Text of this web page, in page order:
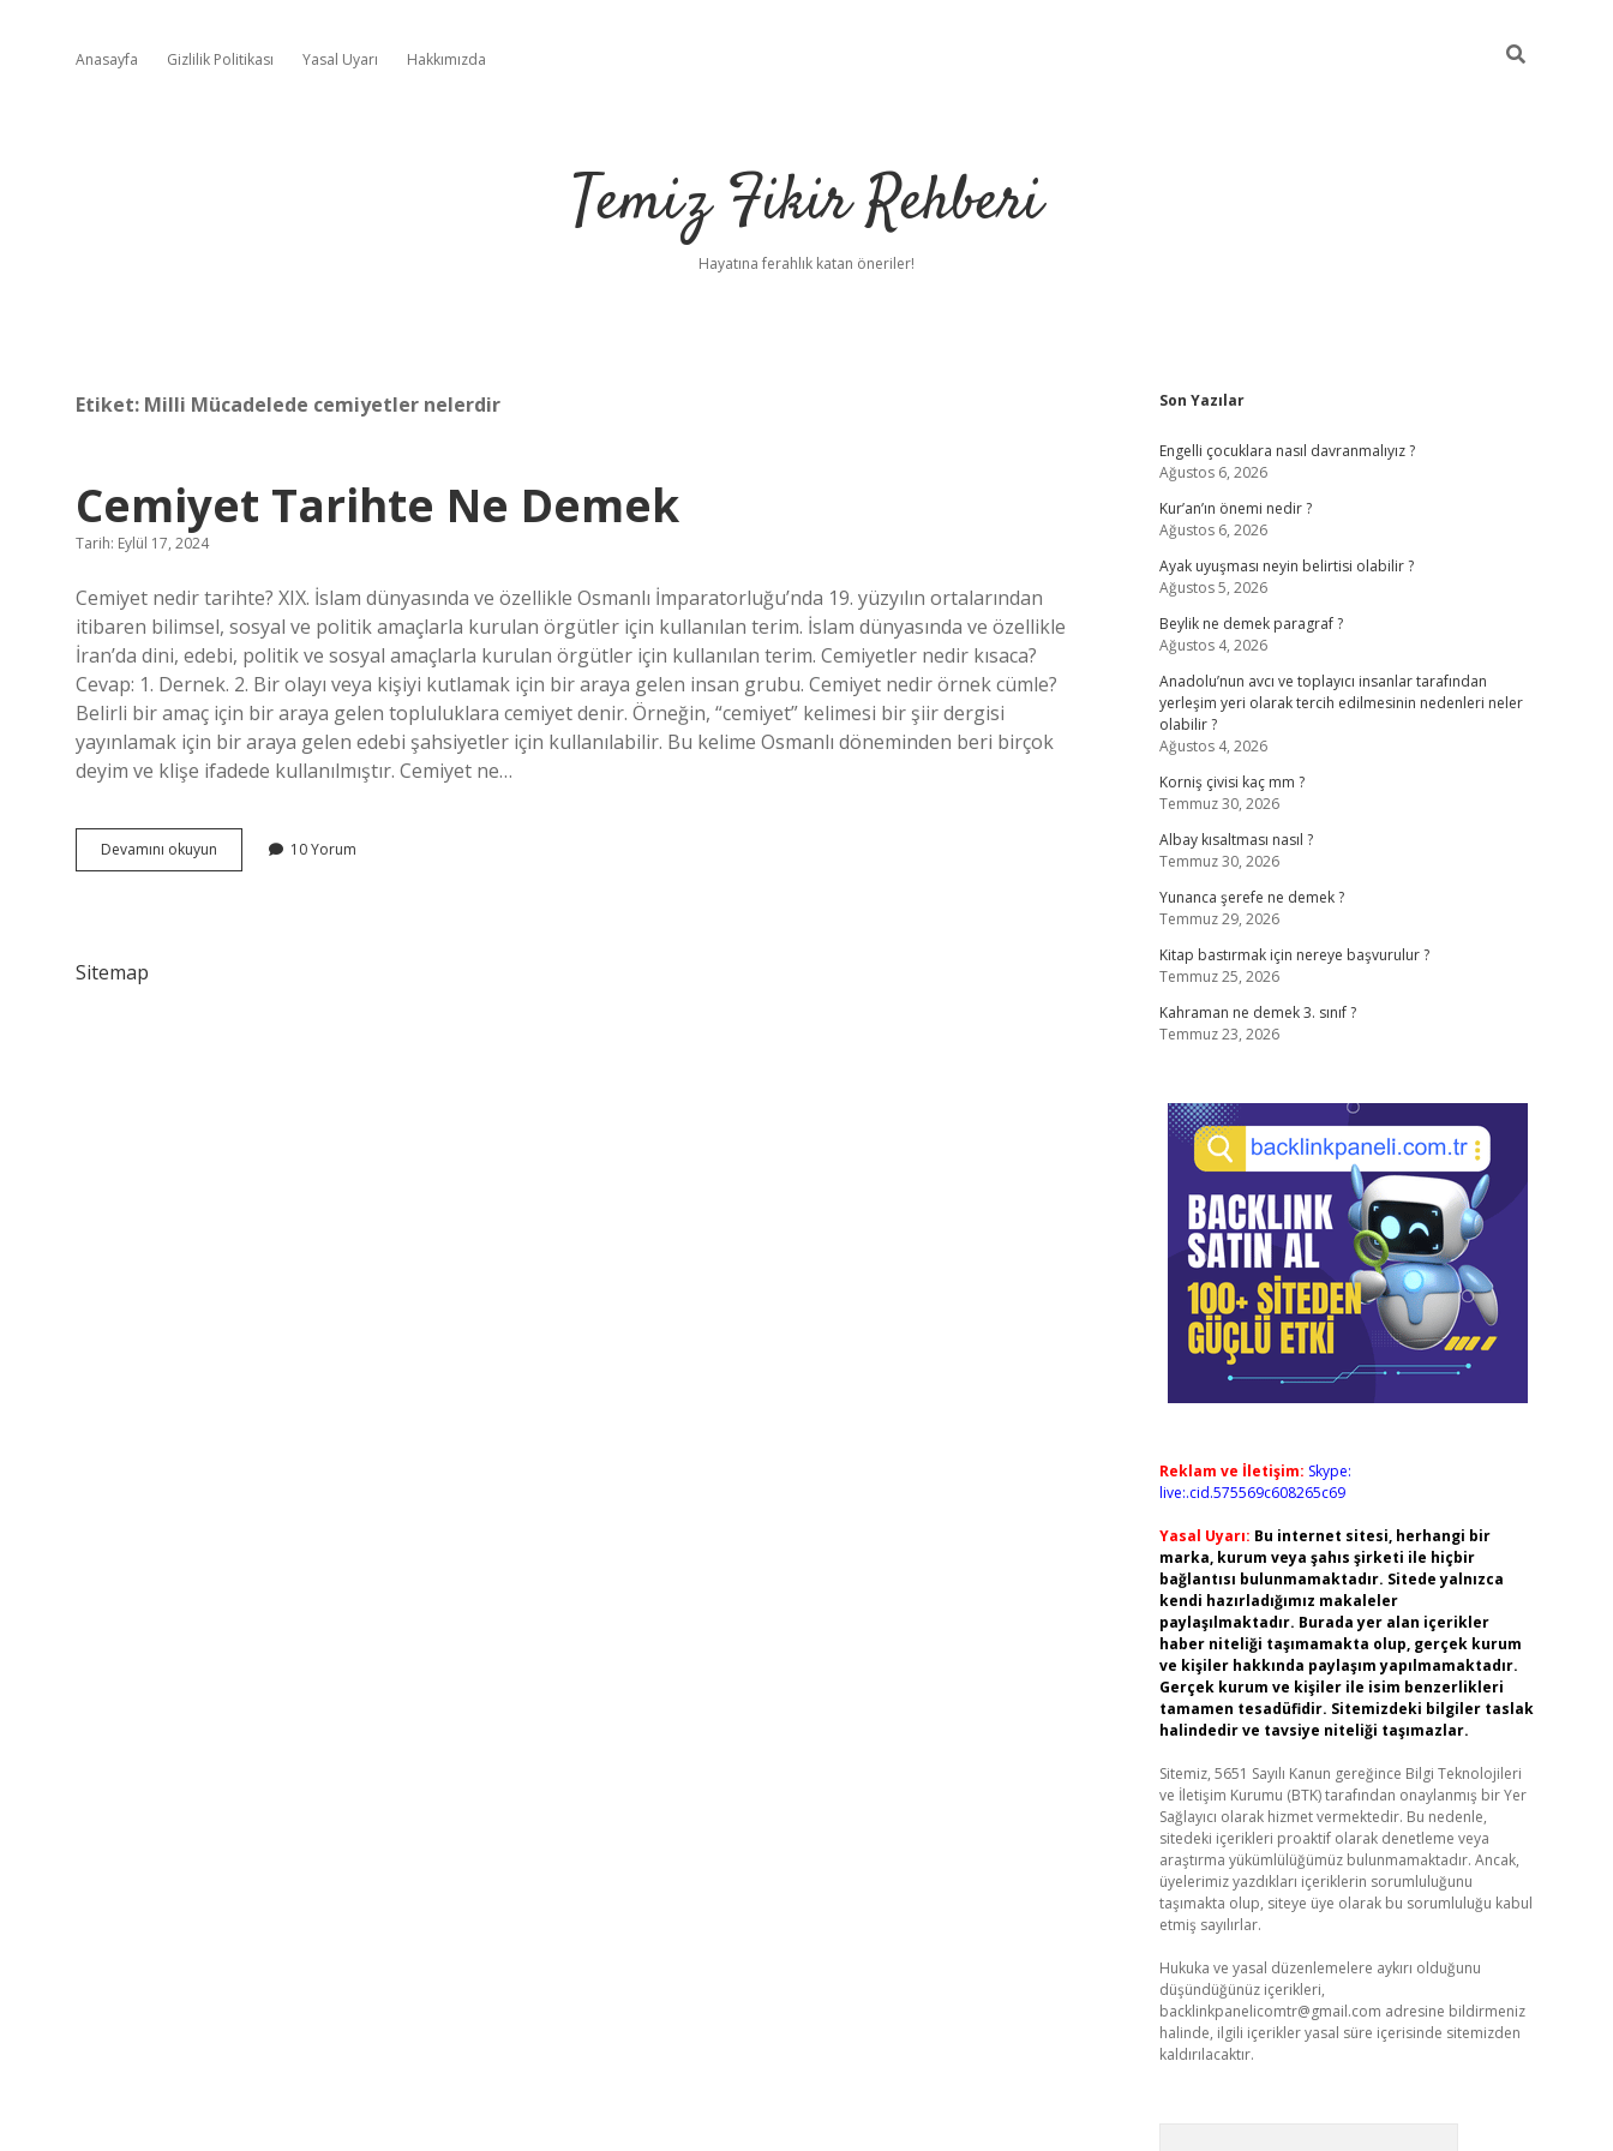
Anasayfa Gizlilik Politikası Yasal Uyarı Hakkımızda
Temiz Fikir Rehberi
Hayatına ferahlık katan öneriler!
Etiket: Milli Mücadelede cemiyetler nelerdir
Cemiyet Tarihte Ne Demek
Tarih: Eylül 17, 2024
Cemiyet nedir tarihte? XIX. İslam dünyasında ve özellikle Osmanlı İmparatorluğu’nda 19. yüzyılın ortalarından
itibaren bilimsel, sosyal ve politik amaçlarla kurulan örgütler için kullanılan terim. İslam dünyasında ve özellikle
İran’da dini, edebi, politik ve sosyal amaçlarla kurulan örgütler için kullanılan terim. Cemiyetler nedir kısaca?
Cevap: 1. Dernek. 2. Bir olayı veya kişiyi kutlamak için bir araya gelen insan grubu. Cemiyet nedir örnek cümle?
Belirli bir amaç için bir araya gelen topluluklara cemiyet denir. Örneğin, “cemiyet” kelimesi bir şiir dergisi
yayınlamak için bir araya gelen edebi şahsiyetler için kullanılabilir. Bu kelime Osmanlı döneminden beri birçok
deyim ve klişe ifadede kullanılmıştır. Cemiyet ne…
Devamını okuyun Cemiyet
Tarihte
10 Yorum
Sitemap
Sidebar
Son Yazılar
Engelli çocuklara nasıl davranmalıyız ?
Ağustos 6, 2026
Kur’an’ın önemi nedir ?
Ağustos 6, 2026
Ayak uyuşması neyin belirtisi olabilir ?
Ağustos 5, 2026
Beylik ne demek paragraf ?
Ağustos 4, 2026
Anadolu’nun avcı ve toplayıcı insanlar tarafından
yerleşim yeri olarak tercih edilmesinin nedenleri neler
olabilir ?
Ağustos 4, 2026
Korniş çivisi kaç mm ?
Temmuz 30, 2026
Albay kısaltması nasıl ?
Temmuz 30, 2026
Yunanca şerefe ne demek ?
Temmuz 29, 2026
Kitap bastırmak için nereye başvurulur ?
Temmuz 25, 2026
Kahraman ne demek 3. sınıf ?
Temmuz 23, 2026
Reklam ve İletişim: Skype:
live:.cid.575569c608265c69
Yasal Uyarı: Bu internet sitesi, herhangi bir
marka, kurum veya şahıs şirketi ile hiçbir
bağlantısı bulunmamaktadır. Sitede yalnızca
kendi hazırladığımız makaleler
paylaşılmaktadır. Burada yer alan içerikler
haber niteliği taşımamakta olup, gerçek kurum
ve kişiler hakkında paylaşım yapılmamaktadır.
Gerçek kurum ve kişiler ile isim benzerlikleri
tamamen tesadüfidir. Sitemizdeki bilgiler taslak
halindedir ve tavsiye niteliği taşımazlar.
Sitemiz, 5651 Sayılı Kanun gereğince Bilgi Teknolojileri
ve İletişim Kurumu (BTK) tarafından onaylanmış bir Yer
Sağlayıcı olarak hizmet vermektedir. Bu nedenle,
sitedeki içerikleri proaktif olarak denetleme veya
araştırma yükümlülüğümüz bulunmamaktadır. Ancak,
üyelerimiz yazdıkları içeriklerin sorumluluğunu
taşımakta olup, siteye üye olarak bu sorumluluğu kabul
etmiş sayılırlar.
Hukuka ve yasal düzenlemelere aykırı olduğunu
düşündüğünüz içerikleri,
backlinkpanelicomtr@gmail.com adresine bildirmeniz
halinde, ilgili içerikler yasal süre içerisinde sitemizden
kaldırılacaktır.